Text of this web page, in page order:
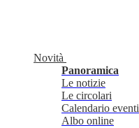
Novità
Panoramica
Le notizie
Le circolari
Calendario eventi
Albo online